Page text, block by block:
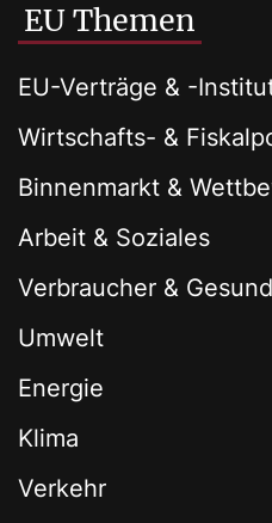
EU Themen
EU-Verträge & -
Wirtschafts- &
Binnenmarkt &
Arbeit & Soziales
Verbraucher &
Umwelt
Energie
Klima
Verkehr